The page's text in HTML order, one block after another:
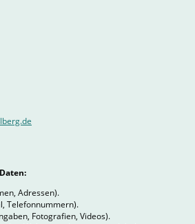
Adressen).
Telefonnummern).
Fotografien, Videos).